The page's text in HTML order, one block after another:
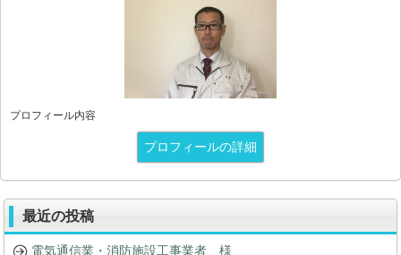
プロフィール内容
プロフィールの詳細
最近の投稿
電気通信業・消防施設工事業者 様